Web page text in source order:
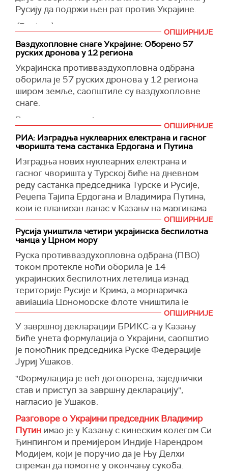
Русију да подржи њен рат против Украјине.
(Reuters)
ОПШИРНИЈЕ
Ваздухопловне снаге Украјине: Оборено 57
руских дронова у 12 региона
Украјинска противваздухопловна одбрана
оборила је 57 руских дронова у 12 региона
широм земље, саопштиле су ваздухопловне
снаге.
Ваздухопловство је саопштило да су руске
снаге лансирале 81 дрон и напале јужни
регион Одесе пројектилом.
(Reuters)
ОПШИРНИЈЕ
РИА: Изградња нуклеарних електрана и гасног
чворишта тема састанка Ердогана и Путина
Изградња нових нуклеарних електрана и
гасног чворишта у Турској биће на дневном
реду састанка председника Турске и Русије,
Реџепа Тајипа Ердогана и Владимира Путина,
који је планиран данас у Казању на маргинама
самита БРИКС-а, рекао је заРИА Новости
дипломатски извор у Анкари.
Турска блиско сарађује са руским Гаспромом
по питању гасног чворишта и нада се да ће се
ова тема развијати у наредних неколико
месеци, изјавио је у октобру министар
енергетике и природних ресурса Алпарслан
Бајрактар, наводи руска агенција.
"Наравно, ове теме ће бити на дневном реду
састанка. Сасвим је могуће да ће лидери дати
упутства надлежним ресорима за развој
пројеката у енергетској и нуклеарној сфери",
рекао је поменути извор за
Ердоган је раније потврдио да ће данас "на
позив руског председника Владимира Путина
посетити Казањ како би учествовао на
проширеној седници лидера БРИКС-а".
Шеснаести самит БРИКС-а, кључни догађај
руског председавања овом међудржавном
савезу, одржава се у Казању од 22. до 24.
ОПШИРНИЈЕ
Русија уништила четири украјинска беспилотна
чамца у Црном мору
Руска противваздухопловна одбрана (ПВО)
током протекле ноћи оборила је 14
украјинских беспилотних летелица изнад
територије Русије и Крима, а морнаричка
авијација Црноморске флоте уништила је
четири беспилотна чамца на путу ка Криму,
саопштило је руско Министарство одбране.
Прецизирано је да су четири беспилотне
летелице уништене изнад територије
Ростовске области, док је 10 дронова
оборено изнад територије Крима.
"Посаде морнаричке авијације Црноморске
флоте уништиле су четири украјинска
беспилотна чамца у Црном мору, која су се
кретала ка полуострву Крим", наводи се
такође у саопштењу руског Министарства
одбране.
(РИА)
ОПШИРНИЈЕ
У завршној декларацији БРИКС-а у Казању
биће унета формулација о Украјини, саопштио
је помоћник председника Руске Федерације
Јуриј Ушаков.
"Формулација је већ договорена, заједнички
став и приступ за завршну декларацију",
нагласио је Ушаков.
Разговоре о Украјини председник Владимир
Путин имао је у Казању с кинеским колегом Си
Ђинпингом и премијером Индије Нарендром
Модијем, који је поручио да је Њу Делхи
спреман да помогне у окончању сукоба.